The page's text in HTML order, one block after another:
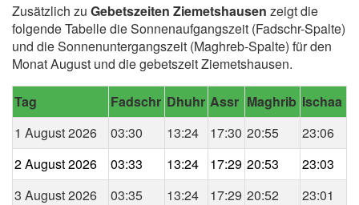
Zusätzlich zu Gebetszeiten Ziemetshausen zeigt die
folgende Tabelle die Sonnenaufgangszeit (Fadschr-Spalte)
und die Sonnenuntergangszeit (Maghreb-Spalte) für den
Monat August und die gebetszeit Ziemetshausen.
Tag Fadschr Dhuhr Assr Maghrib Ischaa
1 August 2026
03:30 13:24 17:30 20:55
23:06
2 August 2026
03:33 13:24 17:29 20:53
23:03
3 August 2026
03:35 13:24 17:29 20:52
23:01